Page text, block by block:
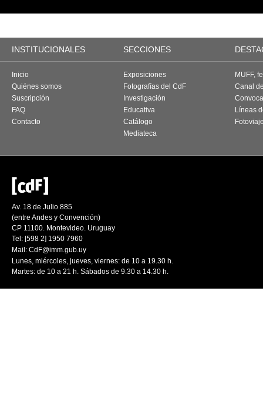
INSTITUCIONALES SECCIONES
Inicio
Quiénes somos
Suscripción
FAQ
Contacto
Exposiciones
Fotografías del CdF
Investigación
Educativa
Catálogo
Mediateca
MUFF,
Canal
Líneas
Av. 18 de Julio 885
(entre Andes y Convención)
CP 11100. Montevideo. Uruguay
Tel: [598 2] 1950 7960
Mail: CdF@imm.gub.uy
Lunes, miércoles, jueves, viernes: de 10 a 19.30 h.
Martes: de 10 a 21 h. Sábados de 9.30 a 14.30 h.